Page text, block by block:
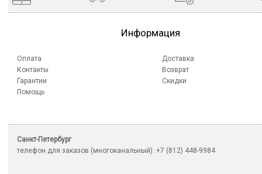
Информация
Оплата
Контакты
Гарантии
Помощь
Доставка
Возврат
Скидки
Санкт-Петербург
телефон для заказов (многоканальный): +7 (812) 448-9984